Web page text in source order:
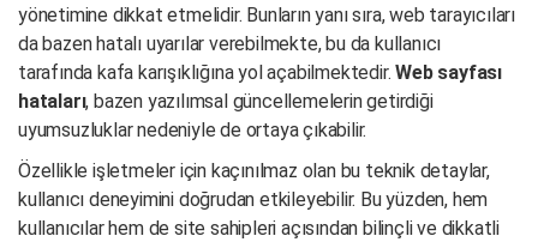
yönetimine dikkat etmelidir. Bunların yanı sıra, web tarayıcıları
da bazen hatalı uyarılar verebilmekte, bu da kullanıcı
tarafında kafa karışıklığına yol açabilmektedir.Web sayfası
hataları, bazen yazılımsal güncellemelerin getirdiği
uyumsuzluklar nedeniyle de ortaya çıkabilir.
Özellikle işletmeler için kaçınılmaz olan bu teknik detaylar,
kullanıcı deneyimini doğrudan etkileyebilir. Bu yüzden, hem
kullanıcılar hem de site sahipleri açısından bilinçli ve dikkatli